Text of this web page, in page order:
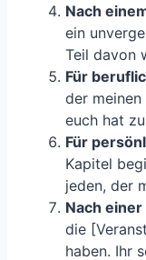
Nach
ein
Teil davon
Für
der
euch hat
Für
Kapitel
jeden, der
Nach
die
haben. Ihr